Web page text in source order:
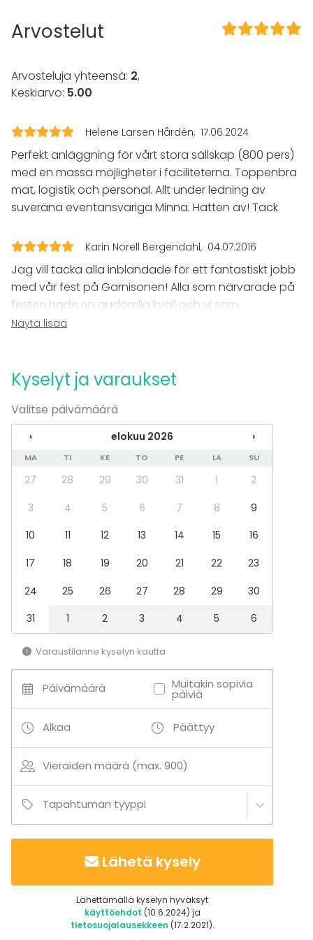
Pikkujoulut
Team building / Recreation
Juhlasali
Ravintola
Yökerho
Terassi
Aktiviteetit
Kokki- / drinkkikoulu
Lisätietoa palveluista ja puitteista
Tillstånd till 03.00 - alla dagar i veckan.
Arvostelut
Arvosteluja yhteensä: 2,
Keskiarvo: 5.00
Helene Larsen Hårdén 17.06.2024
Perfekt anläggning för vårt stora sällskap (800 pers)
med en massa möjligheter i faciliteterna. Toppenbra
mat, logistik och personal. Allt under ledning av
suveräna eventansvariga Minna. Hatten av! Tack
Karin Norell Bergendahl 04.07.2016
Jag vill tacka alla inblandade för ett fantastiskt jobb
med vår fest på Garnisonen! Alla som närvarade på
festen hade en gudomlig kväll och vi som
arrangerade fick ett lätt jobb efter att hjälp vi fick!
Näytä lisää
Kyselyt ja varaukset
Valitse päivämäärä
‹ elokuu 2026 ›
MA TI KE TO PE LA SU
27 28 29 30 31 1
2
3
4 5 6 7 8
9
10
11 12 13 14 15
16
17
18 19 20 21 22
23
24
25 26 27 28 29
30
31
1 2 3 4 5 6
Varaustilanne kyselyn kautta
Päivämäärä Muitakin sopivia
päiviä
Alkaa Päättyy
Vieraiden määrä (max. 900)
Tapahtuman tyyppi
Lähetä kysely
Lähettämällä kyselyn hyväksyt
käyttöehdot (10.6.2024) ja
tietosuojalausekkeen (17.2.2021).